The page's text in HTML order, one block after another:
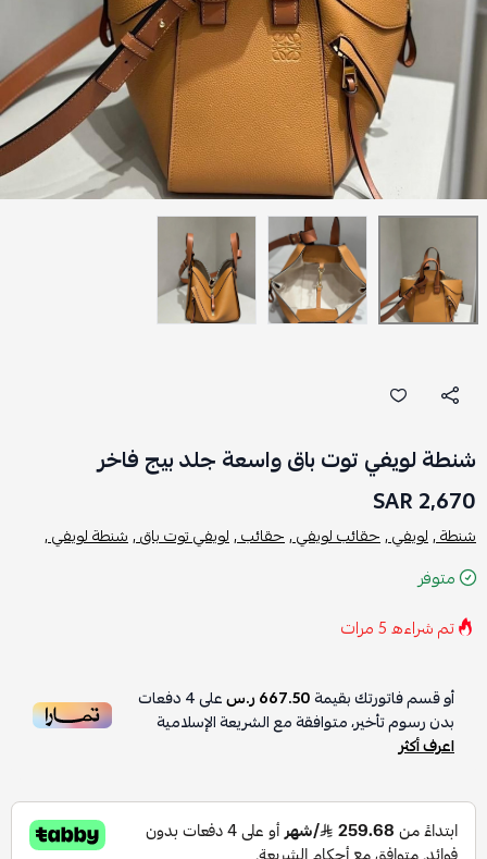
شنطة لويفي توت باق واسعة جلد بيج فاخر
2,670 SAR
شنطة ,لويفي ,حقائب لويفي ,حقائب ,لويفي توت باق ,شنطة لويفي ,
متوفر
تم شراءه5مرات
أو قسم فاتورتك بقيمة667.50 ر.س على4دفعات
بدون رسوم تأخير، متوافقة مع الشريعة الإسلامية
اعرف أكثر